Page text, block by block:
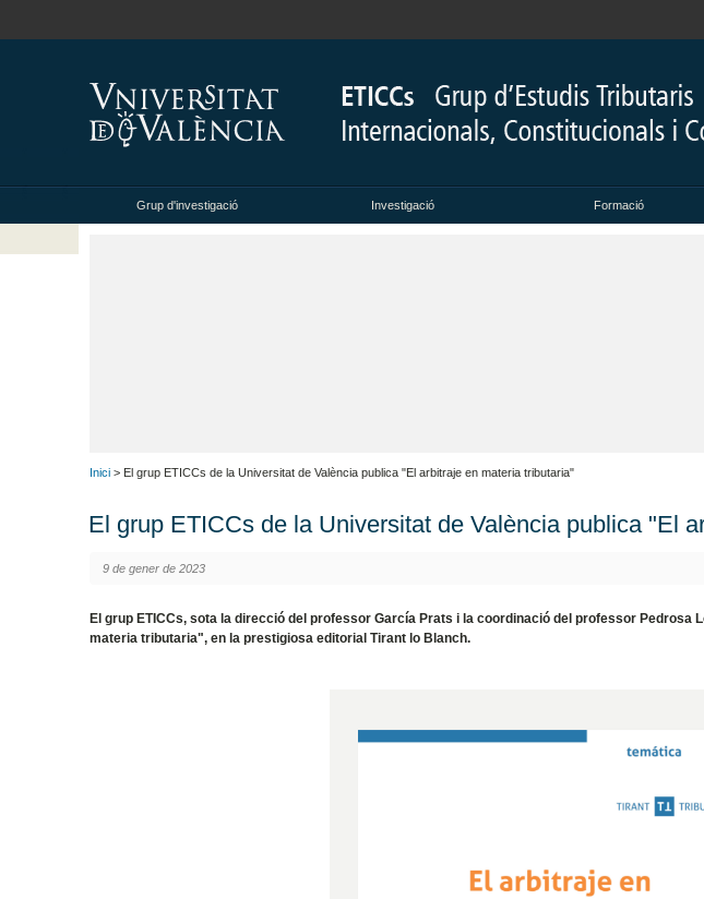
Grup d'investigació Investigació Formació
Inici > El grup ETICCs de la Universitat de València publica "El arbitraje en materia tributaria"
El grup ETICCs de la Universitat de València publica "El
9 de gener de 2023
El grup ETICCs, sota la direcció del professor García Prats i la coordinació del professor Pedrosa
materia tributaria", en la prestigiosa editorial Tirant lo Blanch.